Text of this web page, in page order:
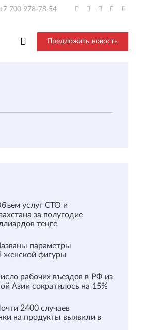
+7 700 978-78-54
Предложить новость
услуг СТО и
за полугодие
теңге
параметры
женской фигуры
рабочих въездов в РФ из
Азии сократилось на 15%
2400 случаев
на продукты выявили в